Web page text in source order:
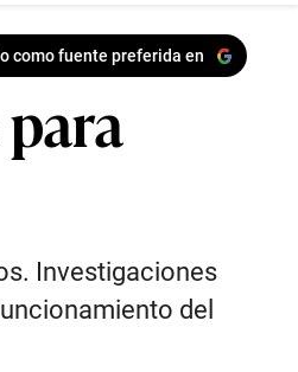
como fuente preferida en
Investigaciones
del